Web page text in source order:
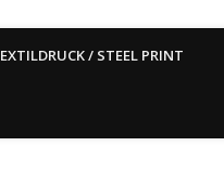
/ STEEL PRINT